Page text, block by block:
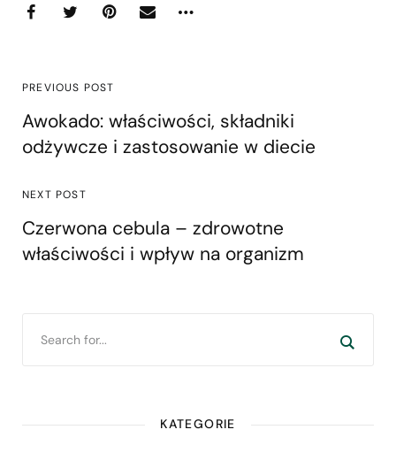
PREVIOUS POST
Awokado: właściwości, składniki
odżywcze i zastosowanie w diecie
NEXT POST
Czerwona cebula – zdrowotne
właściwości i wpływ na organizm
KATEGORIE